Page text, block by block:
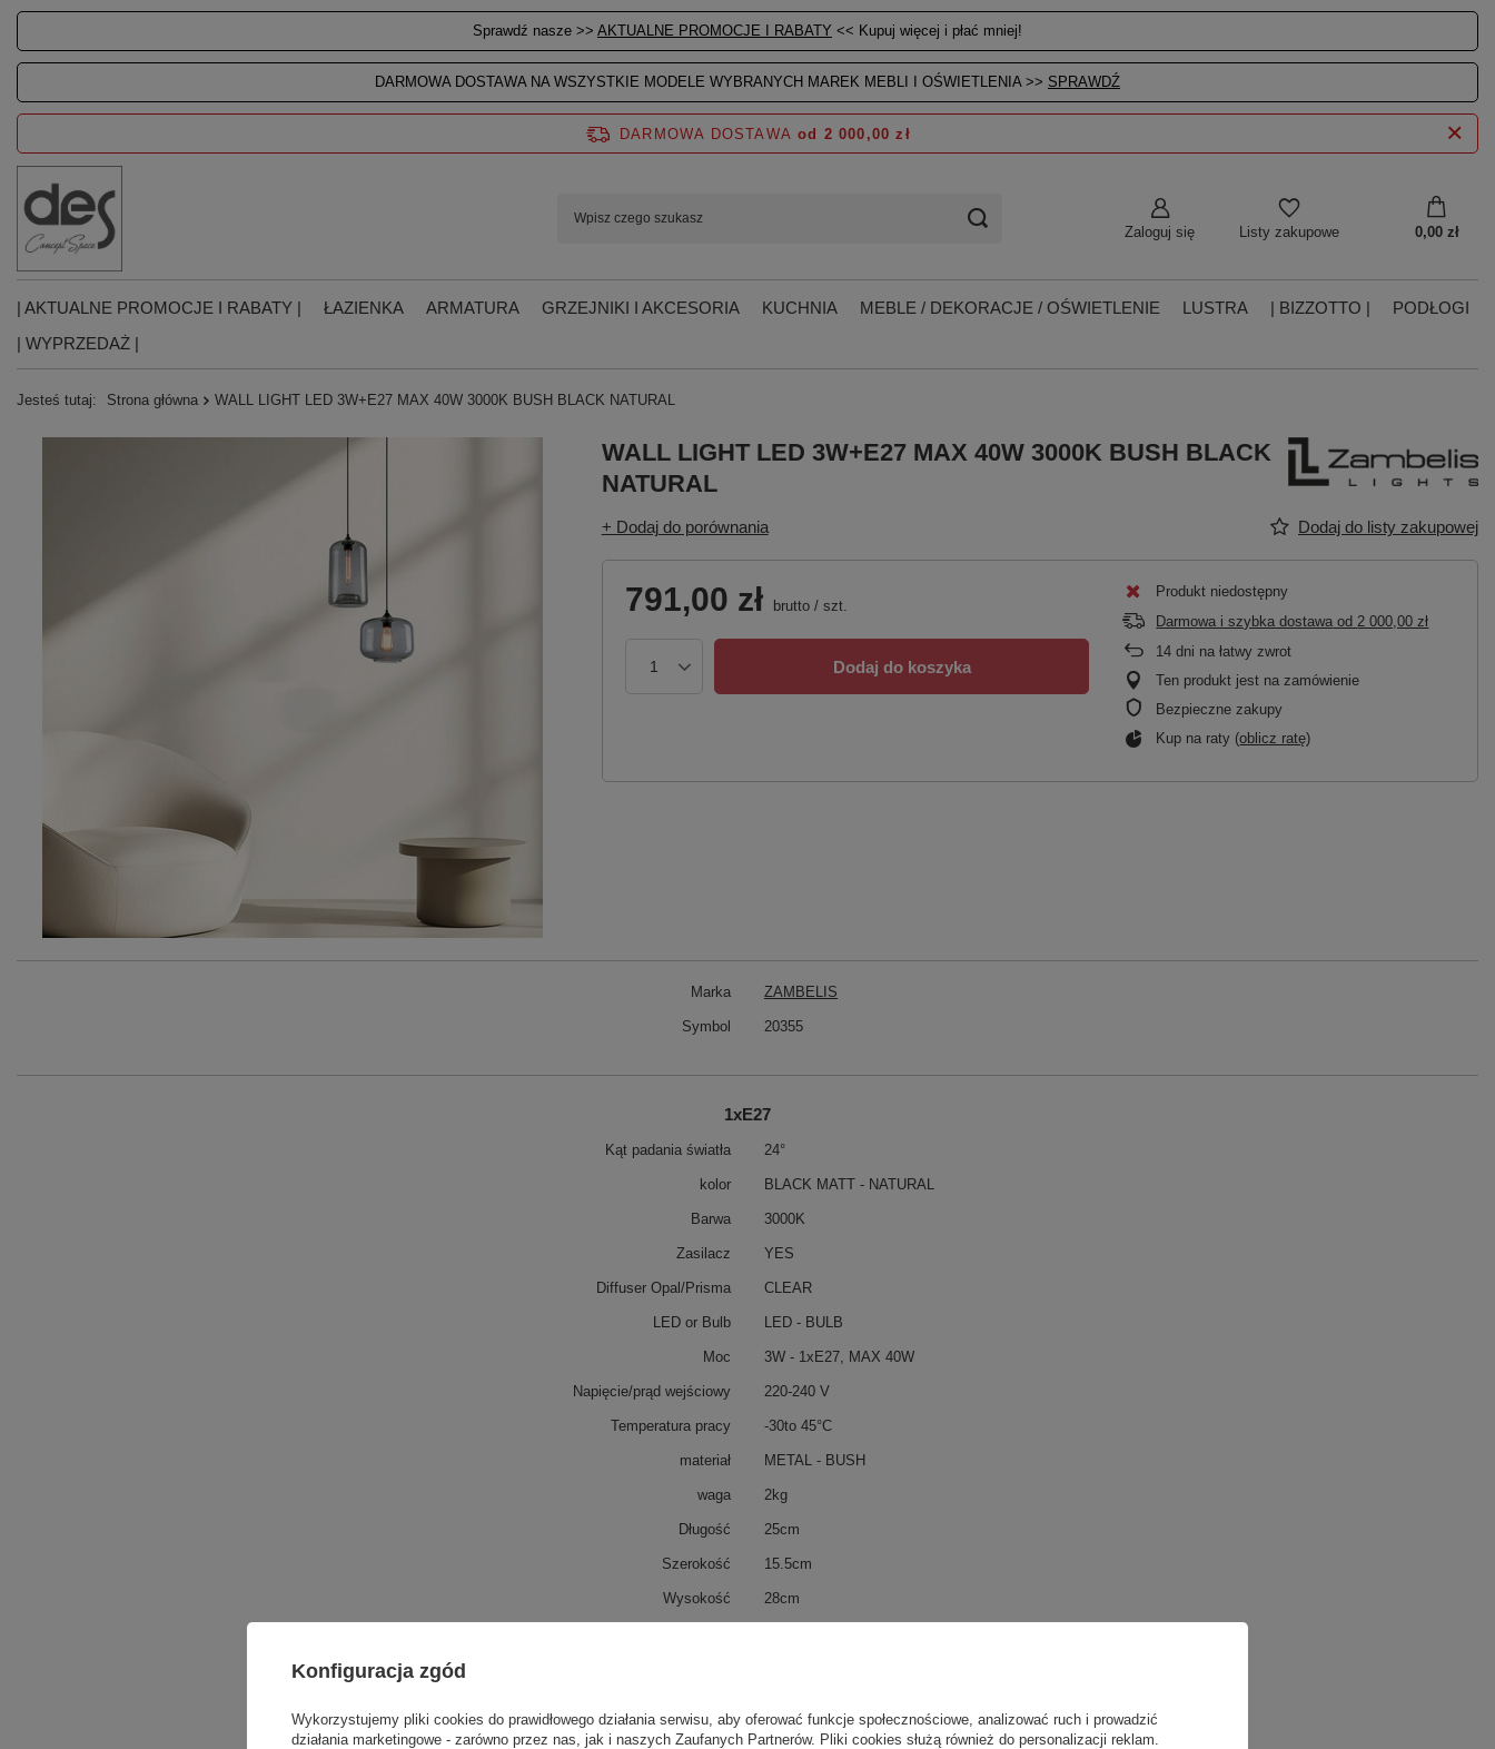
Sprawdź nasze >> AKTUALNE PROMOCJE I RABATY << Kupuj więcej i płać mniej!
DARMOWA DOSTAWA NA WSZYSTKIE MODELE WYBRANYCH MAREK MEBLI I OŚWIETLENIA >> SPRAWDŹ
Zaloguj się Listy zakupowe 0,00 zł
DARMOWA DOSTAWA od 2 000,00 zł
| AKTUALNE PROMOCJE I RABATY | ŁAZIENKA ARMATURA GRZEJNIKI I AKCESORIA KUCHNIA MEBLE / DEKORACJE / OŚWIETLENIE LUSTRA | BIZZOTTO |
PODŁOGI
| WYPRZEDAŻ |
Jesteś tutaj: Strona główna WALL LIGHT LED 3W+E27 MAX 40W 3000K BUSH BLACK NATURAL
WALL LIGHT LED 3W+E27 MAX 40W 3000K BUSH BLACK
NATURAL
+ Dodaj do porównania Dodaj do listy zakupowej
791,00 zł brutto/ szt.
Dodaj do koszyka
Produkt niedostępny
Darmowa i szybka dostawa od2 000,00 zł
14 dni na łatwy zwrot
Ten produkt jest na zamówienie
Bezpieczne zakupy
Kup na raty (oblicz ratę)
Marka ZAMBELIS
Symbol 20355
1xE27
Kąt padania światła 24°
kolor BLACK MATT - NATURAL
Barwa 3000K
Zasilacz YES
Diffuser Opal/Prisma CLEAR
LED or Bulb LED - BULB
Moc 3W - 1xE27, MAX 40W
Napięcie/prąd wejściowy 220-240 V
Temperatura pracy -30to 45°C
materiał METAL - BUSH
waga 2kg
Długość 25cm
Szerokość 15.5cm
Wysokość 28cm
kWh/1000h 3
Konfiguracja zgód
Wykorzystujemy pliki cookies do prawidłowego działania serwisu, aby oferować funkcje społecznościowe, analizować ruch i prowadzić
działania marketingowe - zarówno przez nas, jak i naszych Zaufanych Partnerów. Pliki cookies służą również do personalizacji reklam.